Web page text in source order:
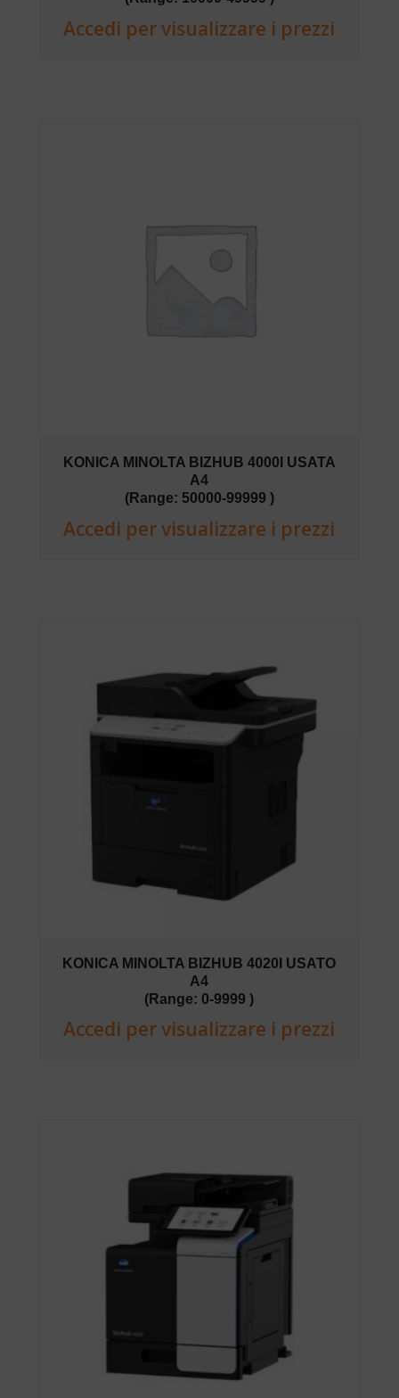
Accedi per visualizzare i prezzi
KONICA MINOLTA BIZHUB 4000I USATA
A4
(Range: 50000-99999 )
Accedi per visualizzare i prezzi
KONICA MINOLTA BIZHUB 4020I USATO
A4
(Range: 0-9999 )
Accedi per visualizzare i prezzi